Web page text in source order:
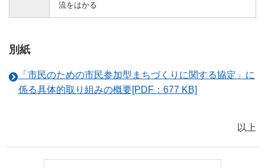
流をはかる
別紙
「市民のための市民参加型まちづくりに関する協定」に
係る具体的取り組みの概要[PDF：677 KB]
以上